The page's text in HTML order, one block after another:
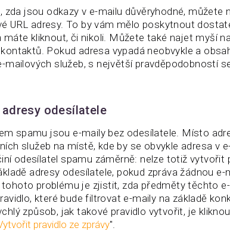
zda jsou odkazy v e-mailu důvěryhodné, můžete
URL adresy. To by vám mělo poskytnout
máte kliknout, či nikoli. Můžete také najet myší na
Pokud adresa vypadá neobvykle a
služeb, s největší pravděpodobností
adresy odesílatele
spamu jsou e-maily bez odesílatele. Místo
služeb na místě, kde by se obvykle adresa v
odesílatel spamu záměrně: nelze totiž vytvořit
adresy odesílatele, pokud zpráva žádnou
problému je zjistit, zda předměty těchto
které bude filtrovat e-maily na základě
způsob, jak takové pravidlo vytvořit, je
pravidlo ze zprávy".